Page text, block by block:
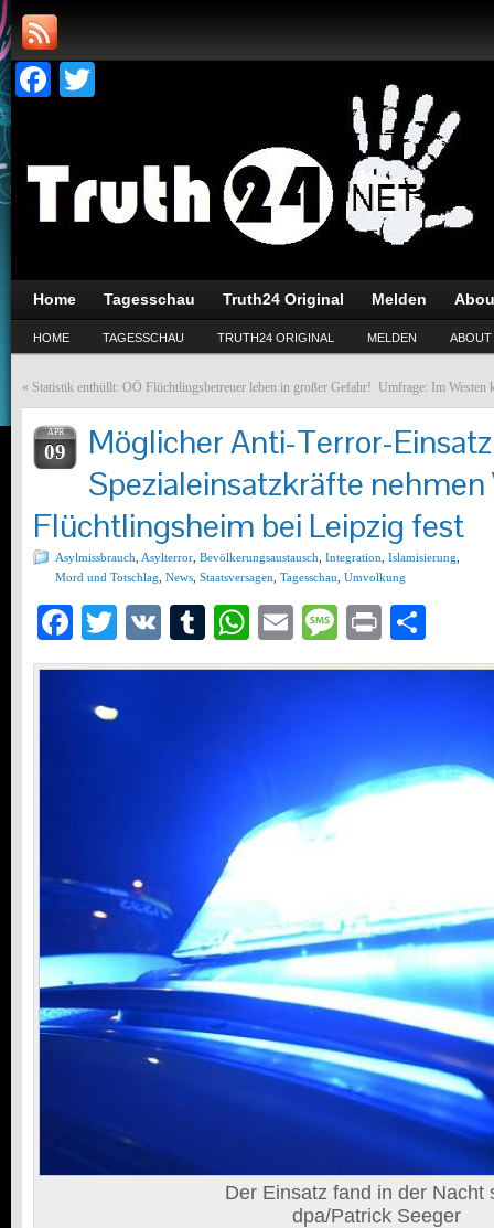
Facebook
Home Tagesschau Truth24 Original Melden
HOME TAGESSCHAU TRUTH24 ORIGINAL MELDEN ABOUT
« Statistik enthüllt: OÖ Flüchtlingsbetreuer leben in großer Gefahr! Umfrage: Im Westen
APR
09
Möglicher Anti-Terror-
Spezialeinsatzkräfte
Flüchtlingsheim bei Leipzig fest
Asylmissbrauch Asylterror Bevölkerungsaustausch Integration Islamisierung
Mord und Totschlag News Staatsversagen Tagesschau Umvolkung
Facebook
Twitter
VK Tumblr
WhatsApp
EmailMessage
Print
Der Einsatz fand in der Nacht
dpa/Patrick Seeger